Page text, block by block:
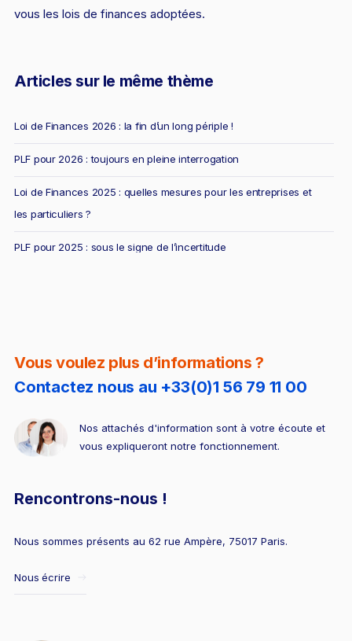
Vous voulez plus d’informations ?
Contactez nous au +33(0)1 56 79 11 00
Nos attachés d'information sont à votre écoute et
vous expliqueront notre fonctionnement.
Rencontrons-nous !
Nous sommes présents au 62 rue Ampère, 75017 Paris.
Nous écrire
vous les lois de finances adoptées.
Articles sur le même thème
Loi de Finances 2026 : la fin d’un long périple !
PLF pour 2026 : toujours en pleine interrogation
Loi de Finances 2025 : quelles mesures pour les entreprises et
les particuliers ?
PLF pour 2025 : sous le signe de l’incertitude